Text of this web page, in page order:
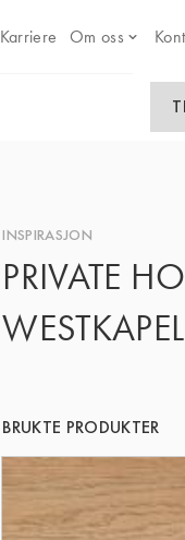
Karriere
Om oss
INSPIRASJON
PRIVATE
BRUKTE PRODUKTER